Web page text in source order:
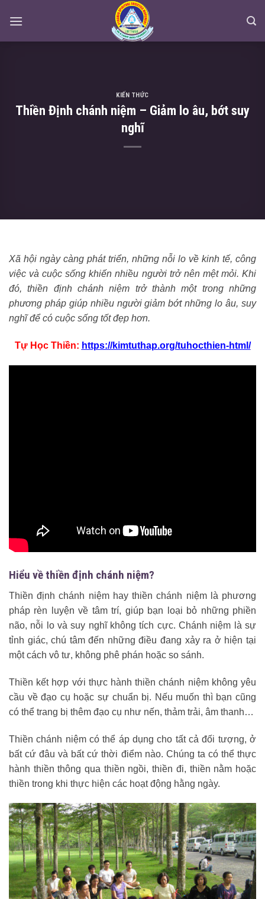
KIẾN THỨC
Thiền Định chánh niệm – Giảm lo âu, bớt suy
nghĩ
Xã hội ngày càng phát triển, những nỗi lo về kinh tế, công
việc và cuộc sống khiến nhiều người trở nên mệt mỏi. Khi
đó, thiền định chánh niệm trở thành một trong những
phương pháp giúp nhiều người giảm bớt những lo âu, suy
nghĩ để có cuộc sống tốt đẹp hơn.
Tự Học Thiền: https://kimtuthap.org/tuhocthien-html/
Hiểu về thiền định chánh niệm?
Thiền định chánh niệm hay thiền chánh niệm là phương
pháp rèn luyện về tâm trí, giúp bạn loại bỏ những phiền
não, nỗi lo và suy nghĩ không tích cực. Chánh niệm là sự
tỉnh giác, chú tâm đến những điều đang xảy ra ở hiện tại
một cách vô tư, không phê phán hoặc so sánh.
Thiền kết hợp với thực hành thiền chánh niệm không yêu
cầu về đạo cụ hoặc sự chuẩn bị. Nếu muốn thì bạn cũng
có thể trang bị thêm đạo cụ như nến, thảm trải, âm thanh…
Thiền chánh niệm có thể áp dụng cho tất cả đối tượng, ở
bất cứ đâu và bất cứ thời điểm nào. Chúng ta có thể thực
hành thiền thông qua thiền ngồi, thiền đi, thiền nằm hoặc
thiền trong khi thực hiện các hoạt động hằng ngày.